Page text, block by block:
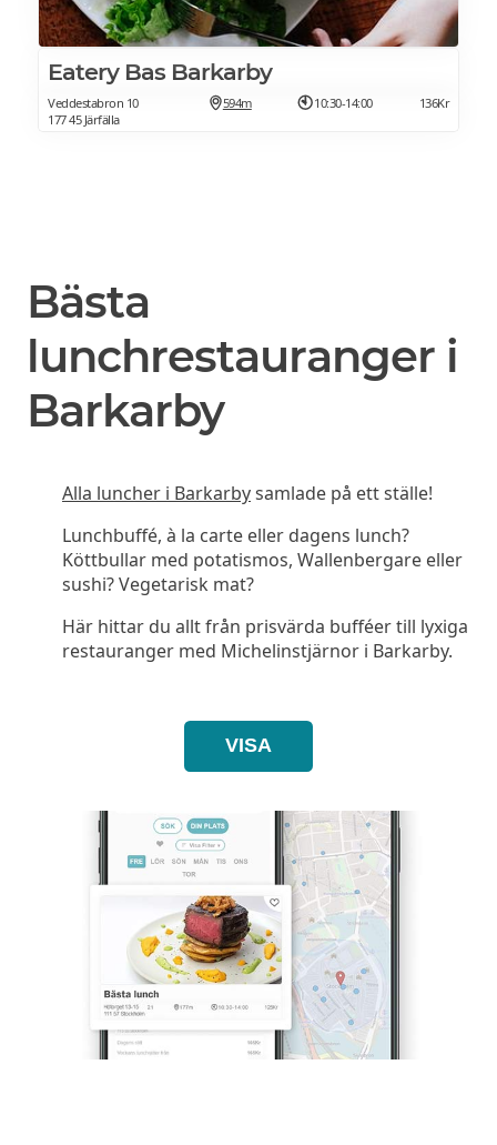
Eatery Bas Barkarby
Veddestabron 10
177 45 Järfälla
594m 10:30-14:00 136Kr
Bästa
lunchrestauranger i
Barkarby
Alla luncher i Barkarbysamlade på ett ställe!
Lunchbuffé, à la carte eller dagens lunch?
Köttbullar med potatismos, Wallenbergare eller
sushi? Vegetarisk mat?
Här hittar du allt från prisvärda bufféer till lyxiga
restauranger med Michelinstjärnor i Barkarby.
VISA